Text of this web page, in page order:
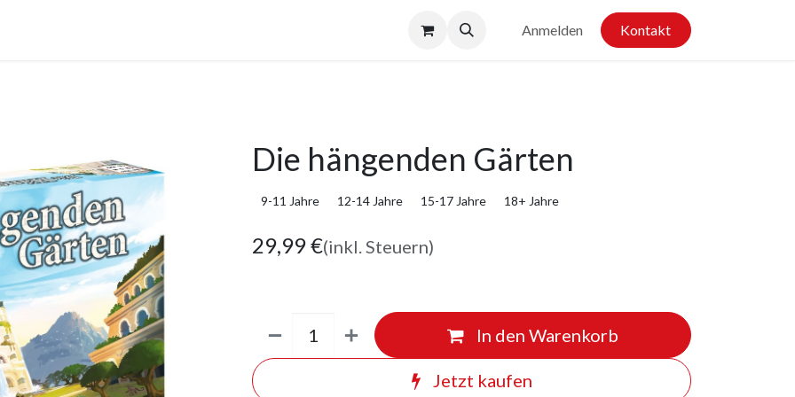
Anmelden Kontakt
Die hängenden Gärten
9-11 Jahre 12-14 Jahre 15-17 Jahre 18+ Jahre
29,99€(inkl. Steuern)
In den Warenkorb
Jetzt kaufen